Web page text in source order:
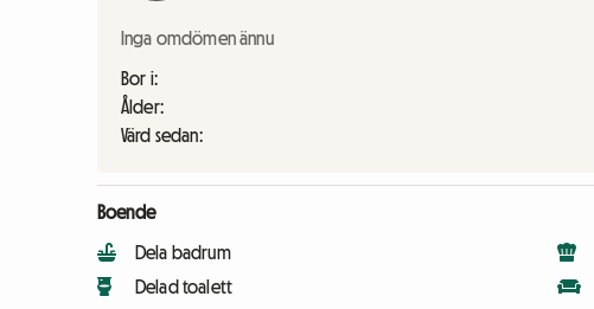
Inga omdömen ännu
Bor i:
Ålder:
Värd sedan:
Boende
Dela badrum
Delad toalett